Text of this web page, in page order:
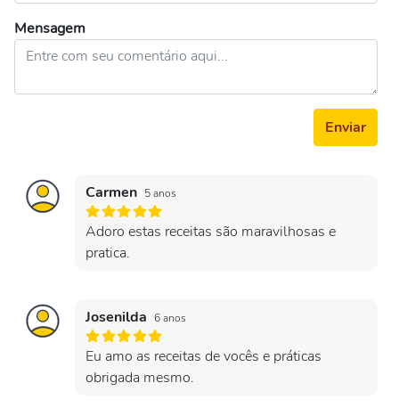
Mensagem
Enviar
Carmen 5 anos
Adoro estas receitas são maravilhosas e
pratica.
Josenilda 6 anos
Eu amo as receitas de vocês e práticas
obrigada mesmo.